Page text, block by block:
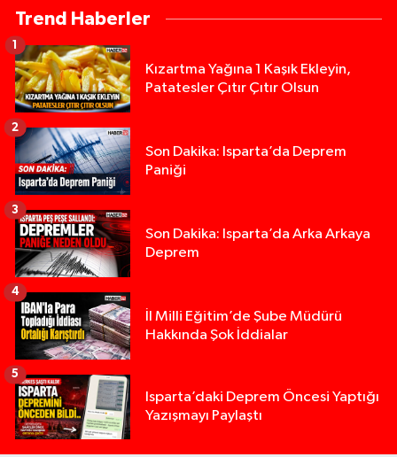
Trend Haberler
Kızartma Yağına 1 Kaşık Ekleyin,
Patatesler Çıtır Çıtır Olsun
1
Son Dakika: Isparta’da Deprem
Paniği
2
Son Dakika: Isparta’da Arka Arkaya
Deprem
3
İl Milli Eğitim’de Şube Müdürü
Hakkında Şok İddialar
4
Isparta’daki Deprem Öncesi Yaptığı
Yazışmayı Paylaştı
5
13:00 |Yığılca'da kardeşler arasındaki silahlı kavgada
12:48 |Tur teknesi çalışanlarının birbirine girdiği kavga
02:26 |MOTOSİKLETLE ÇARPIŞAN OTOMOBİL GÜL